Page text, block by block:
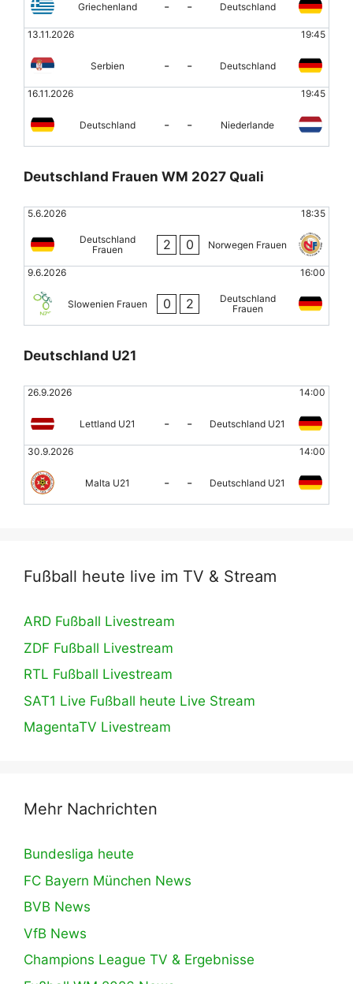
Griechenland - - Deutschland
13.11.2026 19:45
Serbien - - Deutschland
16.11.2026 19:45
Deutschland - - Niederlande
Deutschland Frauen WM 2027 Quali
5.6.2026 18:35
Deutschland
Frauen
2 0 Norwegen Frauen
9.6.2026 16:00
Slowenien Frauen 0 2
Deutschland
Frauen
Deutschland U21
26.9.2026 14:00
Lettland U21 - - Deutschland U21
30.9.2026 14:00
Malta U21 - - Deutschland U21
Fußball heute live im TV & Stream
ARD Fußball Livestream
ZDF Fußball Livestream
RTL Fußball Livestream
SAT1 Live Fußball heute Live Stream
MagentaTV Livestream
Mehr Nachrichten
Bundesliga heute
FC Bayern München News
BVB News
VfB News
Champions League TV & Ergebnisse